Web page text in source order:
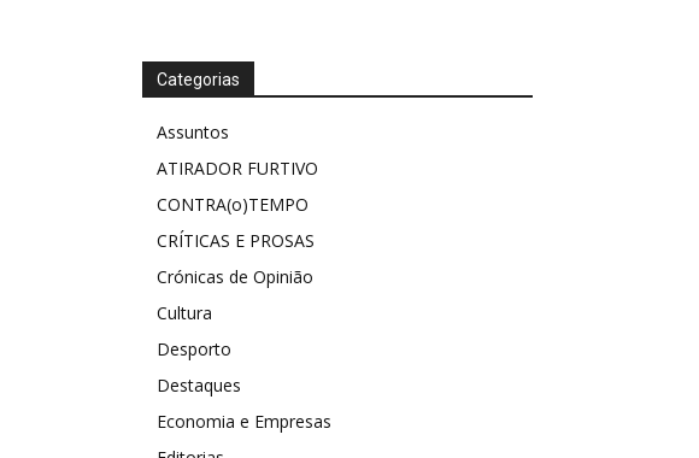
Categorias
Assuntos
ATIRADOR FURTIVO
CONTRA(o)TEMPO
CRÍTICAS E PROSAS
Crónicas de Opinião
Cultura
Desporto
Destaques
Economia e Empresas